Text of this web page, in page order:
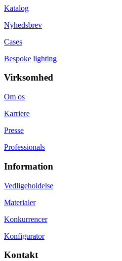
Katalog
Nyhedsbrev
Cases
Bespoke lighting
Virksomhed
Om os
Karriere
Presse
Professionals
Information
Vedligeholdelse
Materialer
Konkurrencer
Konfigurator
Kontakt